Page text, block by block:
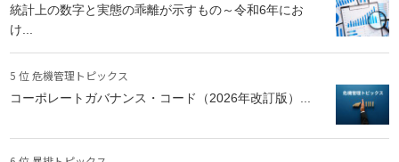
統計上の数字と実態の乖離が示すもの～令和6年にお
け...
5 位 危機管理トピックス
コーポレートガバナンス・コード（2026年改訂版）...